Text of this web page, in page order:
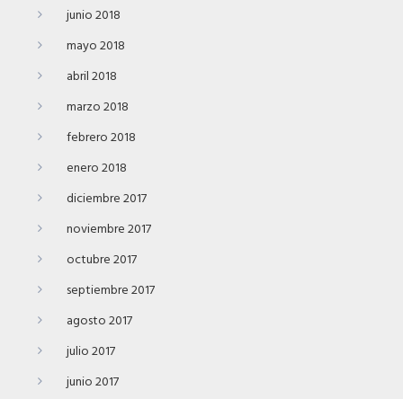
junio 2018
mayo 2018
abril 2018
marzo 2018
febrero 2018
enero 2018
diciembre 2017
noviembre 2017
octubre 2017
septiembre 2017
agosto 2017
julio 2017
junio 2017